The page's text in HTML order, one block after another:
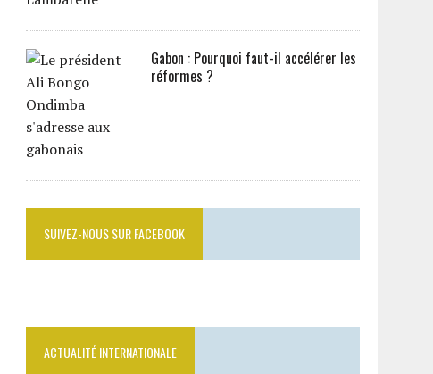
Gabon : Pourquoi faut-il accélérer les
réformes ?
SUIVEZ-NOUS SUR FACEBOOK
ACTUALITÉ INTERNATIONALE